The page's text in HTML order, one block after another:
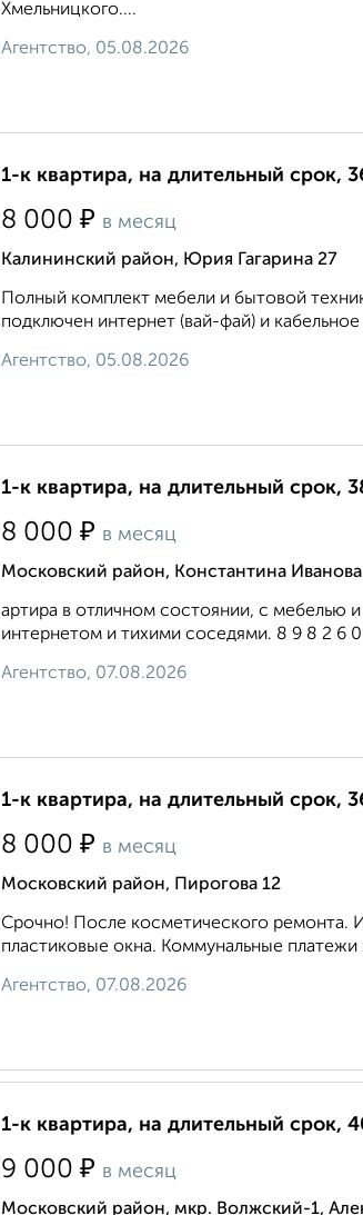
Хмельницкого....
Агентство, 05.08.2026
1-к квартира, на длительный срок,
8 000 ₽ в месяц
Калининский район, Юрия Гагарина 27
Полный комплект мебели и бытовой
подключен интернет (вай-фай) и
Агентство, 05.08.2026
1-к квартира, на длительный срок,
8 000 ₽ в месяц
Московский район, Константина
артира в отличном состоянии, с
интернетом и тихими соседями. 8 9 8 2 6 0
Агентство, 07.08.2026
1-к квартира, на длительный срок,
8 000 ₽ в месяц
Московский район, Пирогова 12
Срочно! После косметического ремонта.
пластиковые окна. Коммунальные платежи
Агентство, 07.08.2026
1-к квартира, на длительный срок,
9 000 ₽ в месяц
Московский район, мкр. Волжский-1,